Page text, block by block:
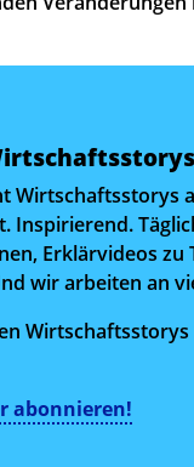
Wirtschaftsstorys
Inspirierend.
Erklärvideos
wir arbeiten an
abonnieren!